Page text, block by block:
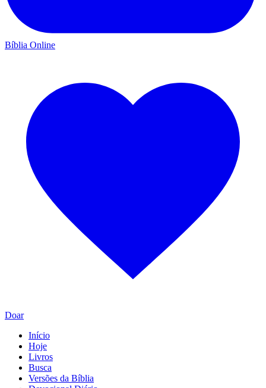
Bíblia Online
Doar
Início
Hoje
Livros
Busca
Versões da Bíblia